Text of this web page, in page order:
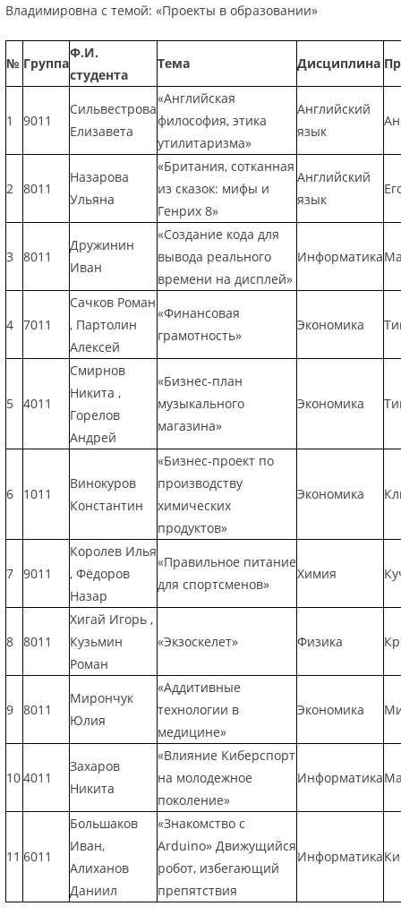
Владимировна с темой: «Проекты в образовании»
№ Группа
Ф.И.
студента
Тема Дисциплина
1 9011
Сильвестрова
Елизавета
«Английская
философия, этика
утилитаризма»
Английский
язык
2 8011
Назарова
Ульяна
«Британия, сотканная
из сказок: мифы и
Генрих 8»
Английский
язык
3 8011
Дружинин
Иван
«Создание кода для
вывода реального
времени на дисплей»
Информатика
4 7011
Сачков Роман
, Партолин
Алексей
«Финансовая
грамотность»
Экономика
5 4011
Смирнов
Никита ,
Горелов
Андрей
«Бизнес-план
музыкального
магазина»
Экономика
6 1011
Винокуров
Константин
«Бизнес-проект по
производству
химических
продуктов»
Экономика
7 9011
Королев Илья
, Фёдоров
Назар
«Правильное питание
для спортсменов»
Химия
8 8011
Хигай Игорь ,
Кузьмин
Роман
«Экзоскелет» Физика
9 8011
Мирончук
Юлия
«Аддитивные
технологии в
медицине»
Экономика
104011
Захаров
Никита
«Влияние Киберспорт
на молодежное
поколение»
Информатика
11 6011
Большаков
Иван,
Алиханов
Даниил
«Знакомство с
Arduino» Движущийся
робот, избегающий
препятствия
Информатика